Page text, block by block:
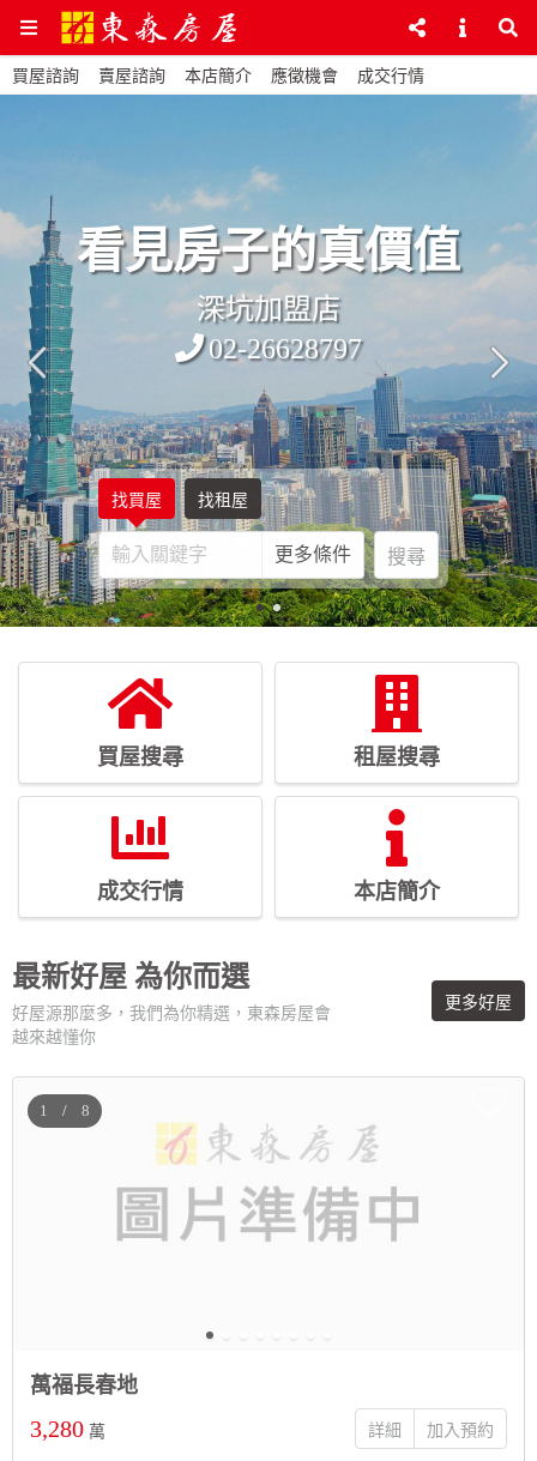
買屋諮詢 賣屋諮詢 本店簡介 應徵機會 成交行情
看見房子的真價值
深坑加盟店
02-26628797
找買屋 找租屋
更多條件 搜尋
買屋搜尋 租屋搜尋
成交行情 本店簡介
最新好屋 為你而選
好屋源那麼多，我們為你精選，東森房屋會
越來越懂你
更多好屋
/
萬福長春地
3,280 萬 詳細